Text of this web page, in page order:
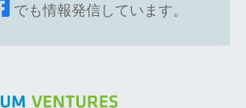
でも情報発信しています。